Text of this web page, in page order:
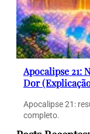
Apocalipse 21:
Dor
Apocalipse 21:
completo.